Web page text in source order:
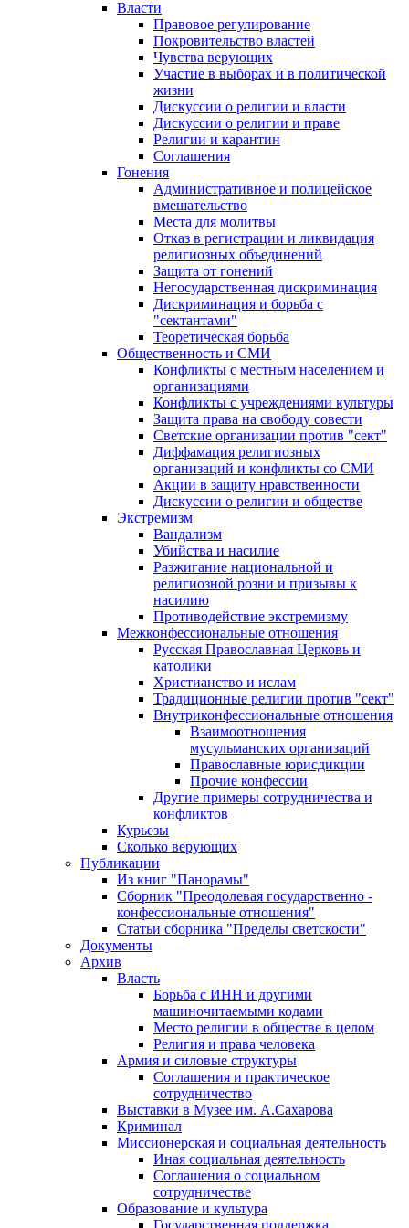
Власти
Правовое регулирование
Покровительство властей
Чувства верующих
Участие в выборах и в политической
жизни
Дискуссии о религии и власти
Дискуссии о религии и праве
Религии и карантин
Соглашения
Гонения
Административное и полицейское
вмешательство
Места для молитвы
Отказ в регистрации и ликвидация
религиозных объединений
Защита от гонений
Негосударственная дискриминация
Дискриминация и борьба с
"сектантами"
Теоретическая борьба
Общественность и СМИ
Конфликты с местным населением и
организациями
Конфликты с учреждениями культуры
Защита права на свободу совести
Светские организации против "сект"
Диффамация религиозных
организаций и конфликты со СМИ
Акции в защиту нравственности
Дискуссии о религии и обществе
Экстремизм
Вандализм
Убийства и насилие
Разжигание национальной и
религиозной розни и призывы к
насилию
Противодействие экстремизму
Межконфессиональные отношения
Русская Православная Церковь и
католики
Христианство и ислам
Традиционные религии против "сект"
Внутриконфессиональные отношения
Взаимоотношения
мусульманских организаций
Православные юрисдикции
Прочие конфессии
Другие примеры сотрудничества и
конфликтов
Курьезы
Сколько верующих
Публикации
Из книг "Панорамы"
Сборник "Преодолевая государственно -
конфессиональные отношения"
Статьи сборника "Пределы светскости"
Документы
Архив
Власть
Борьба с ИНН и другими
машиночитаемыми кодами
Место религии в обществе в целом
Религия и права человека
Армия и силовые структуры
Соглашения и практическое
сотрудничество
Выставки в Музее им. А.Сахарова
Криминал
Миссионерская и социальная деятельность
Иная социальная деятельность
Соглашения о социальном
сотрудничестве
Образование и культура
Государственная поддержка